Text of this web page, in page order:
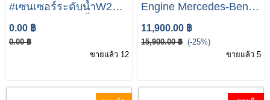
#เซนเซอร์ระดับน้ำW207
#เซนเซอร์ระดับน้ำW204
OIL LEVEL SENSOR
A0009050301 เซนเซอร์
W204 W207 R171
0.00 ฿
0.00 ฿
ขายแล้ว 12
Engine Mercedes-Benz
E-Class W212 W204
W207 W218(CLS )
Engine Oil Sump Pan
11,900.00 ฿
15,900.00 ฿ (-25%)
ขายแล้ว 5